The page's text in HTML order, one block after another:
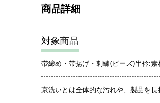
商品詳細
対象商品
帯締め・帯揚げ・刺繍(ビーズ)半衿:素
京洗いとは全体的な汚れや、製品を長